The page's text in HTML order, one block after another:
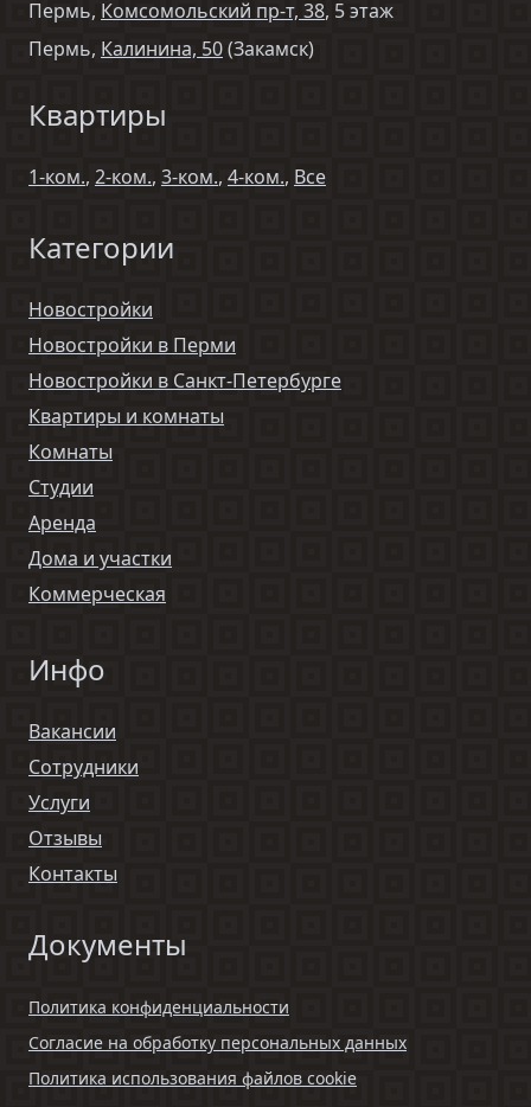
Пермь, Комсомольский пр-т, 38, 5 этаж
Пермь, Калинина, 50(Закамск)
Квартиры
1-ком., 2-ком., 3-ком., 4-ком., Все
Категории
Новостройки
Новостройки в Перми
Новостройки в Санкт-Петербурге
Квартиры и комнаты
Комнаты
Студии
Аренда
Дома и участки
Коммерческая
Инфо
Вакансии
Сотрудники
Услуги
Отзывы
Контакты
Документы
Политика конфиденциальности
Согласие на обработку персональных данных
Политика использования файлов cookie